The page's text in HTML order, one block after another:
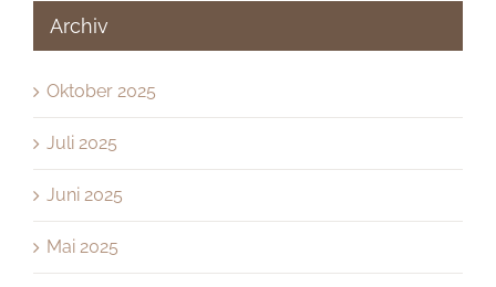
Archiv
Oktober 2025
Juli 2025
Juni 2025
Mai 2025